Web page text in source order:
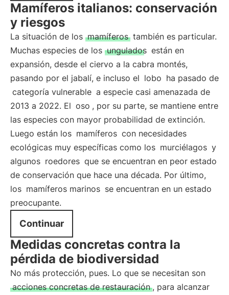
Mamíferos italianos: conservación
y riesgos
La situación de los mamíferos también es particular.
Muchas especies de los ungulados están en
expansión, desde el ciervo a la cabra montés,
pasando por el jabalí, e incluso el lobo ha pasado de
categoría vulnerable a especie casi amenazada de
2013 a 2022. El oso , por su parte, se mantiene entre
las especies con mayor probabilidad de extinción.
Luego están los mamíferos con necesidades
ecológicas muy específicas como los murciélagos y
algunos roedores que se encuentran en peor estado
de conservación que hace una década. Por último,
los mamíferos marinos se encuentran en un estado
preocupante.
Continuar
Medidas concretas contra la
pérdida de biodiversidad
No más protección, pues. Lo que se necesitan son
acciones concretas de restauración , para alcanzar